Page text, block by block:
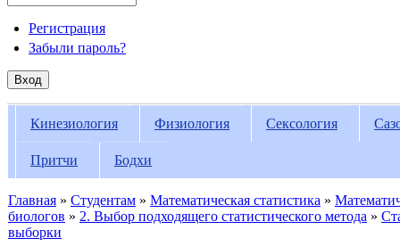
Регистрация
Забыли пароль?
Кинезиология Физиология Сексология
Притчи Бодхи
Вы здесь
Главная » Студентам » Математическая статистика »
биологов » 2. Выбор подходящего статистического метода »
выборки